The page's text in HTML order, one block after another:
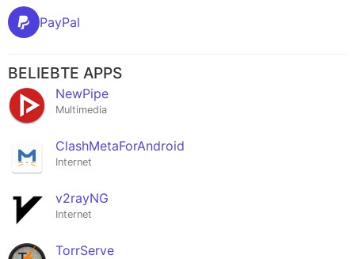
PayPal
BELIEBTE APPS
NewPipe
Multimedia
ClashMetaForAndroid
Internet
v2rayNG
Internet
TorrServe